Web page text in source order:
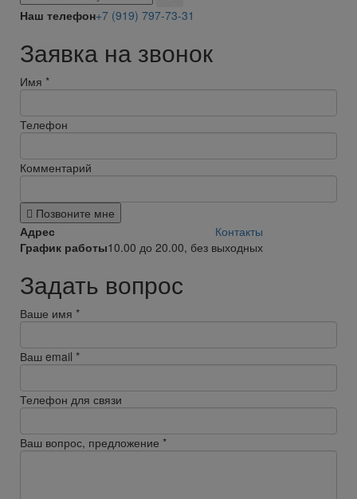
Наш телефон+7 (919) 797-73-31
Заявка на звонок
Имя *
Телефон
Комментарий
Позвоните мне
Адрес
Контакты
График работы10.00 до 20.00, без выходных
Задать вопрос
Ваше имя *
Ваш email *
Телефон для связи
Ваш вопрос, предложение *